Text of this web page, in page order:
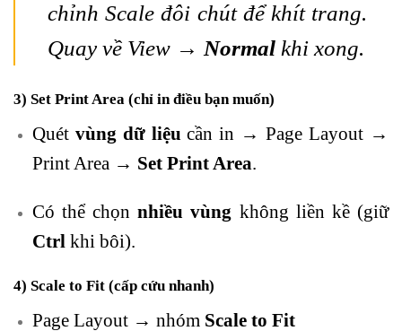
chỉnh Scale đôi chút để khít trang.
Quay về View → Normal khi xong.
3) Set Print Area (chỉ in điều bạn muốn)
Quét vùng dữ liệu cần in → Page Layout →
Print Area → Set Print Area.
Có thể chọnnhiều vùng không liền kề (giữ
Ctrl khi bôi).
4) Scale to Fit (cấp cứu nhanh)
Page Layout → nhóm Scale to Fit